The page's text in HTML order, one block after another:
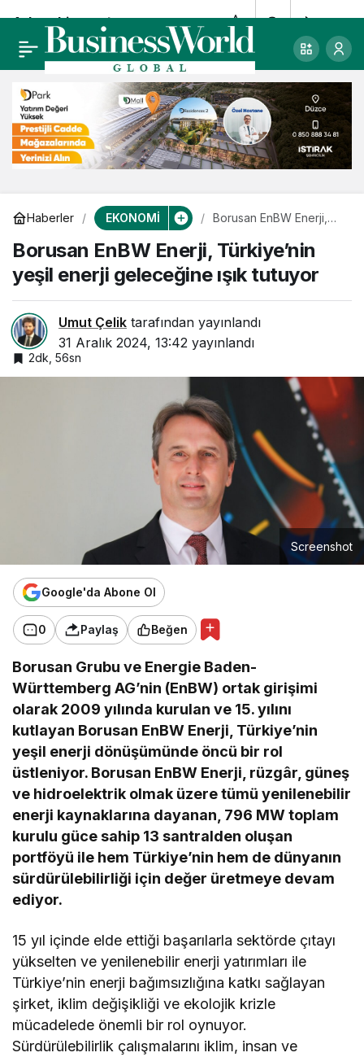
Haberler EKONOMİ
Borusan EnBW Enerji,
geleceğine ışık tutuyor
Borusan EnBW Enerji, Türkiye’nin
yeşil enerji geleceğine ışık tutuyor
Umut Çelik tarafından yayınlandı
31 Aralık 2024, 13:42 yayınlandı
2dk, 56sn
Screenshot
Google'da Abone Ol
0 Paylaş Beğen
Borusan Grubu ve Energie Baden-
Württemberg AG’nin (EnBW) ortak girişimi
olarak 2009 yılında kurulan ve 15. yılını
kutlayan Borusan EnBW Enerji, Türkiye’nin
yeşil enerji dönüşümünde öncü bir rol
üstleniyor. Borusan EnBW Enerji, rüzgâr, güneş
ve hidroelektrik olmak üzere tümü yenilenebilir
enerji kaynaklarına dayanan, 796 MW toplam
kurulu güce sahip 13 santralden oluşan
portföyü ile hem Türkiye’nin hem de dünyanın
sürdürülebilirliği için değer üretmeye devam
ediyor.
15 yıl içinde elde ettiği başarılarla sektörde çıtayı
yükselten ve yenilenebilir enerji yatırımları ile
Türkiye’nin enerji bağımsızlığına katkı sağlayan
şirket, iklim değişikliği ve ekolojik krizle
mücadelede önemli bir rol oynuyor.
Sürdürülebilirlik çalışmalarını iklim, insan ve
Arkas Line rotasını
Hindistan’a çevirdi
0 Paylaş